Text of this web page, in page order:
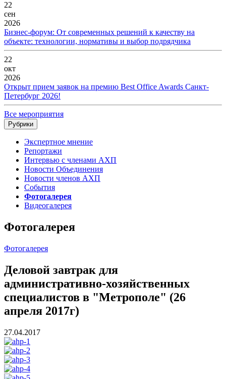
22
сен
2026
Бизнес-форум: От современных решений к качеству на
объекте: технологии, нормативы и выбор подрядчика
22
окт
2026
Открыт прием заявок на премию Best Office Awards Санкт-
Петербург 2026!
Все мероприятия
Рубрики
Экспертное мнение
Репортажи
Интервью с членами АХП
Новости Объединения
Новости членов АХП
События
Фотогалерея
Видеогалерея
Фотогалерея
Фотогалерея
Деловой завтрак для
административно-хозяйственных
специалистов в "Mетрополе" (26
апреля 2017г)
27.04.2017